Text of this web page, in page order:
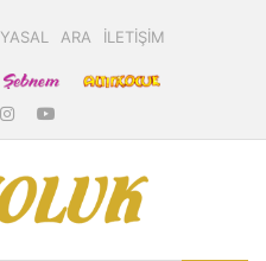
YASAL ARA İLETİŞİM